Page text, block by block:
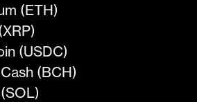
(ETH)
(USDC)
(BCH)